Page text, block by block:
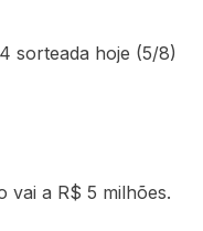
sorteada hoje (5/8)
vai a R$ 5 milhões.